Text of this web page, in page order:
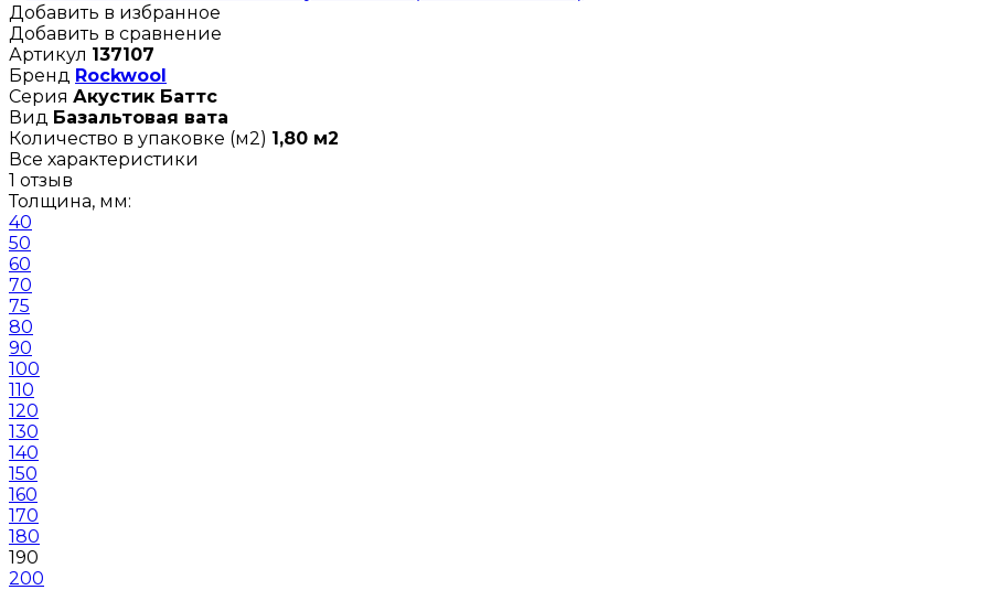
Добавить в избранное
Добавить в сравнение
Артикул 137107
Бренд Rockwool
Серия Акустик Баттс
Вид Базальтовая вата
Количество в упаковке (м2) 1,80 м2
Все характеристики
1 отзыв
Толщина, мм:
40
50
60
70
75
80
90
100
110
120
130
140
150
160
170
180
190
200